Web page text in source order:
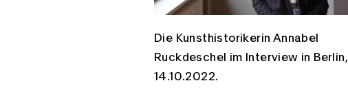
Die Kunsthistorikerin Annabel
Ruckdeschel im Interview in Berlin,
14.10.2022.